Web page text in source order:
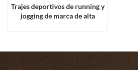
Trajes deportivos de running y
jogging de marca de alta